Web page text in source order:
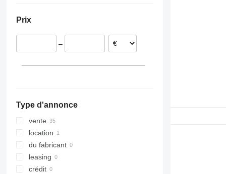
Slovaquie
Portugal
Prix
–
Type d'annonce
vente
location
du fabricant
leasing
crédit